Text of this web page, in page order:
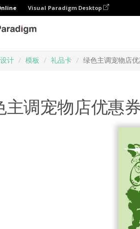
Visual Paradigm Desktop
设计 模板 礼品卡 绿色主调宠物店
主调宠物店优惠券